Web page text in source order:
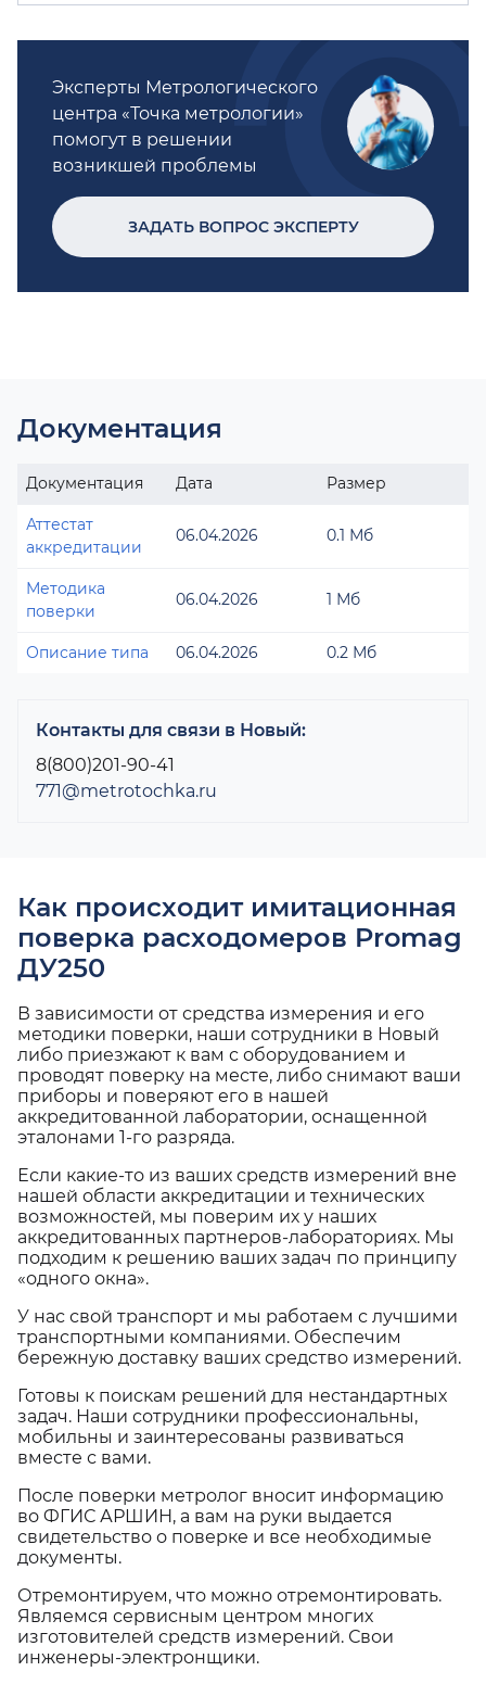
Эксперты Метрологического
центра «Точка метрологии»
помогут в решении
возникшей проблемы
ЗАДАТЬ ВОПРОС ЭКСПЕРТУ
Документация
Документация Дата Размер
Аттестат
аккредитации
06.04.2026 0.1 Мб
Методика
поверки
06.04.2026 1 Мб
Описание типа 06.04.2026 0.2 Мб
Контакты для связи в Новый:
8(800)201-90-41
771@metrotochka.ru
Как происходит имитационная
поверка расходомеров Promag
ДУ250
В зависимости от средства измерения и его
методики поверки, наши сотрудники в Новый
либо приезжают к вам с оборудованием и
проводят поверку на месте, либо снимают ваши
приборы и поверяют его в нашей
аккредитованной лаборатории, оснащенной
эталонами 1-го разряда.
Если какие-то из ваших средств измерений вне
нашей области аккредитации и технических
возможностей, мы поверим их у наших
аккредитованных партнеров-лабораториях. Мы
подходим к решению ваших задач по принципу
«одного окна».
У нас свой транспорт и мы работаем с лучшими
транспортными компаниями. Обеспечим
бережную доставку ваших средство измерений.
Готовы к поискам решений для нестандартных
задач. Наши сотрудники профессиональны,
мобильны и заинтересованы развиваться
вместе с вами.
После поверки метролог вносит информацию
во ФГИС АРШИН, а вам на руки выдается
свидетельство о поверке и все необходимые
документы.
Отремонтируем, что можно отремонтировать.
Являемся сервисным центром многих
изготовителей средств измерений. Свои
инженеры-электронщики.